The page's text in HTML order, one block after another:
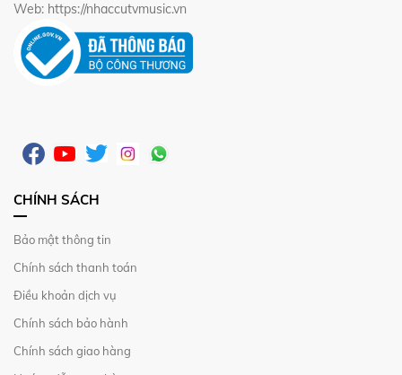
Web: https://nhaccutvmusic.vn
CHÍNH SÁCH
Bảo mật thông tin
Chính sách thanh toán
Điều khoản dịch vụ
Chính sách bảo hành
Chính sách giao hàng